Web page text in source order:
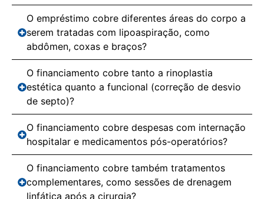
O empréstimo cobre diferentes áreas do corpo a
serem tratadas com lipoaspiração, como
abdômen, coxas e braços?
O financiamento cobre tanto a rinoplastia
estética quanto a funcional (correção de desvio
de septo)?
O financiamento cobre despesas com internação
hospitalar e medicamentos pós-operatórios?
O financiamento cobre também tratamentos
complementares, como sessões de drenagem
linfática após a cirurgia?